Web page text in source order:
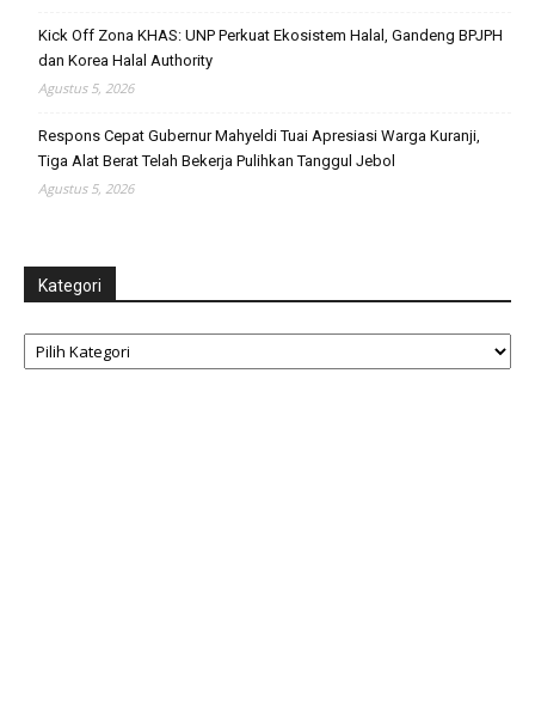
Kick Off Zona KHAS: UNP Perkuat Ekosistem Halal, Gandeng BPJPH
dan Korea Halal Authority
Agustus 5, 2026
Respons Cepat Gubernur Mahyeldi Tuai Apresiasi Warga Kuranji,
Tiga Alat Berat Telah Bekerja Pulihkan Tanggul Jebol
Agustus 5, 2026
Kategori
Kategori